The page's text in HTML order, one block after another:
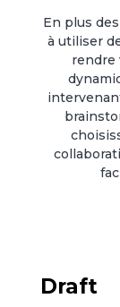
En plus
à utiliser
rendre
Draft